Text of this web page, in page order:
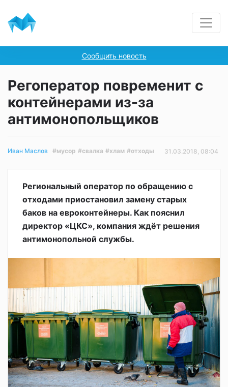
Сообщить новость
Регоператор повременит с
контейнерами из-за
антимонопольщиков
Иван Маслов #мусор #свалка #хлам #отходы 31.03.2018, 08:04
Региональный оператор по обращению с
отходами приостановил замену старых
баков на евроконтейнеры. Как пояснил
директор «ЦКС», компания ждёт решения
антимонопольной службы.